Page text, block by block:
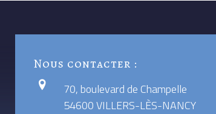
Nous contacter :
70, boulevard de Champelle
54600 VILLERS-LÈS-NANCY